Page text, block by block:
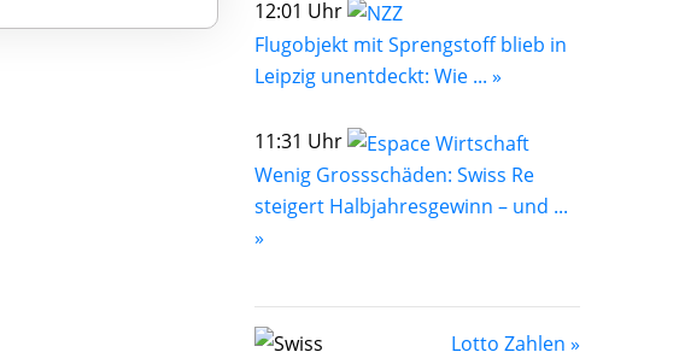
12:01 Uhr
Flugobjekt mit Sprengstoff blieb in
Leipzig unentdeckt: Wie ... »
11:31 Uhr
Wenig Grossschäden: Swiss Re
steigert Halbjahresgewinn – und ...
»
Lotto Zahlen »